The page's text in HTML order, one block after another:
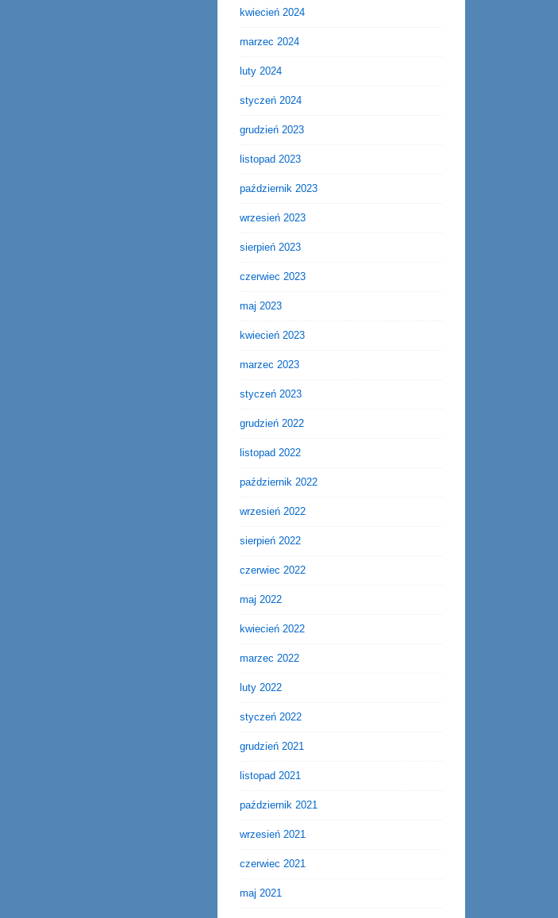
kwiecień 2024
marzec 2024
luty 2024
styczeń 2024
grudzień 2023
listopad 2023
październik 2023
wrzesień 2023
sierpień 2023
czerwiec 2023
maj 2023
kwiecień 2023
marzec 2023
styczeń 2023
grudzień 2022
listopad 2022
październik 2022
wrzesień 2022
sierpień 2022
czerwiec 2022
maj 2022
kwiecień 2022
marzec 2022
luty 2022
styczeń 2022
grudzień 2021
listopad 2021
październik 2021
wrzesień 2021
czerwiec 2021
maj 2021